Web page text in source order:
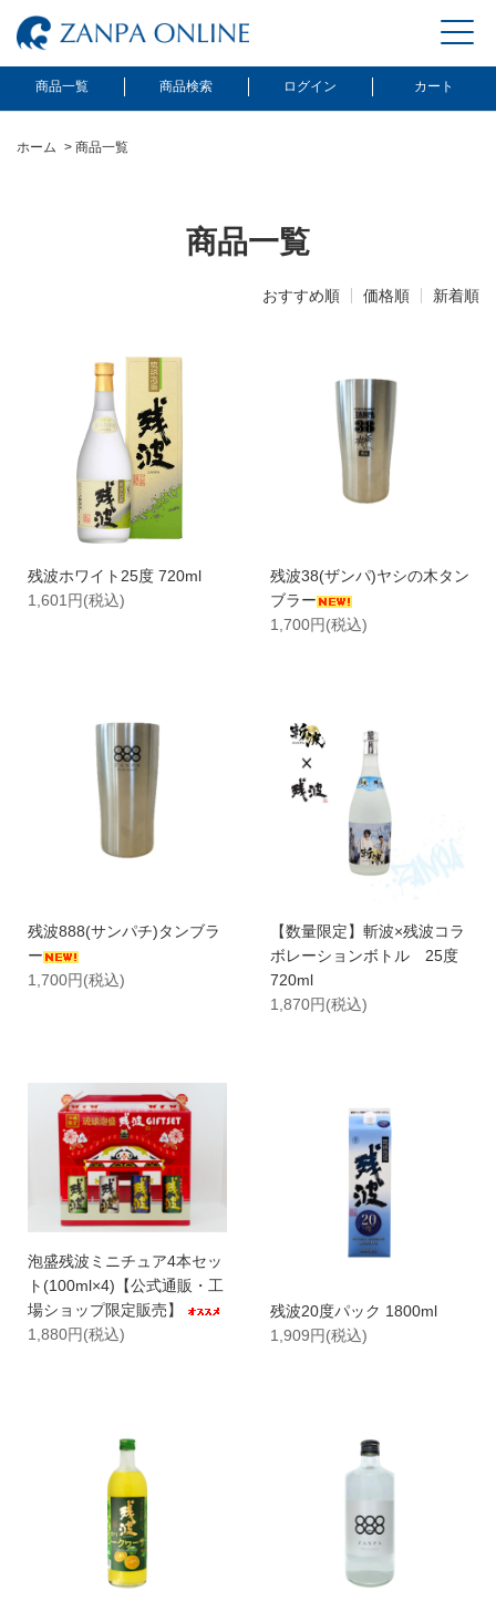
商品一覧 商品検索 ログイン カート
ホーム > 商品一覧
商品一覧
おすすめ順 価格順 新着順
残波ホワイト25度 720ml
1,601円(税込)
残波38(ザンパ)ヤシの木タン
ブラー
1,700円(税込)
残波888(サンパチ)タンブラ
ー
1,700円(税込)
【数量限定】斬波×残波コラ
ボレーションボトル 25度
720ml
1,870円(税込)
泡盛残波ミニチュア4本セッ
ト(100ml×4)【公式通販・工
場ショップ限定販売】
1,880円(税込)
残波20度パック 1800ml
1,909円(税込)